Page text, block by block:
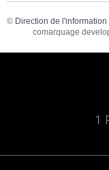
© Direction de
comarquage
1